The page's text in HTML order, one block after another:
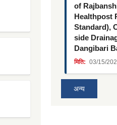
of
Healthpost
Standard),
side
Dangibari
मिति: 03/15/
अन्य